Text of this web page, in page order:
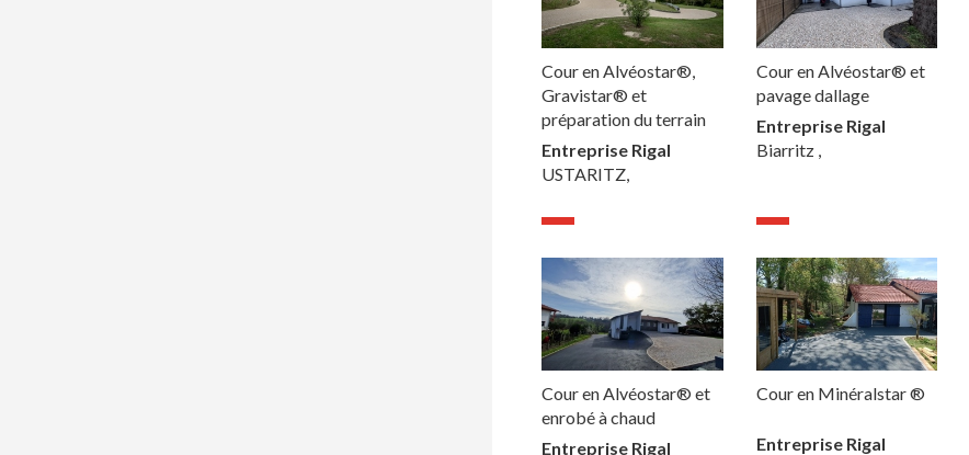
Cour en Alvéostar®,
Gravistar® et
préparation du terrain
Entreprise Rigal
USTARITZ,
Cour en Alvéostar® et
pavage dallage
Entreprise Rigal
Biarritz ,
Cour en Alvéostar® et
enrobé à chaud
Entreprise Rigal
Cour en Minéralstar ®
Entreprise Rigal